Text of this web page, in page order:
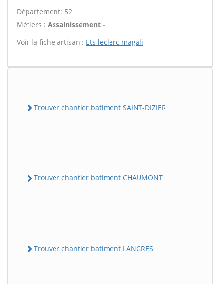
Département: 52
Métiers : Assainissement -
Voir la fiche artisan : Ets leclerc magali
Trouver chantier batiment SAINT-DIZIER
Trouver chantier batiment CHAUMONT
Trouver chantier batiment LANGRES